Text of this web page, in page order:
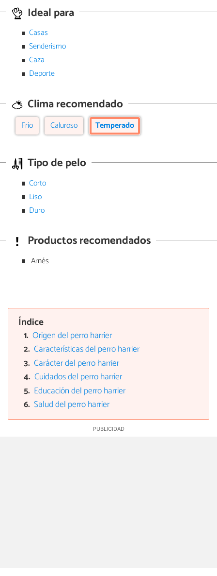
Ideal para
Casas
Senderismo
Caza
Deporte
Clima recomendado
Frío Caluroso Temperado
Tipo de pelo
Corto
Liso
Duro
Productos recomendados
Arnés
Índice
Origen del perro harrier
Características del perro harrier
Carácter del perro harrier
Cuidados del perro harrier
Educación del perro harrier
Salud del perro harrier